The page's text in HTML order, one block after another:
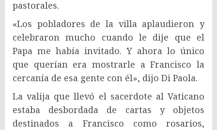
pastorales.
«Los pobladores de la villa aplaudieron y
celebraron mucho cuando le dije que el
Papa me había invitado. Y ahora lo único
que querían era mostrarle a Francisco la
cercanía de esa gente con él», dijo Di Paola.
La valija que llevó el sacerdote al Vaticano
estaba desbordada de cartas y objetos
destinados a Francisco como rosarios,